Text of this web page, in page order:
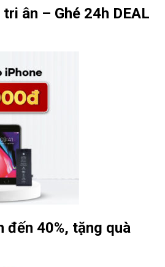
ân – Ghé 24h DEAL
đến 40%, tặng quà